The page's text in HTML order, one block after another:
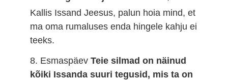
Kallis Issand Jeesus, palun hoia mind, et
ma oma rumaluses enda hingele kahju ei
teeks.
8. EsmaspäevTeie silmad on näinud
kõiki Issanda suuri tegusid, mis ta on